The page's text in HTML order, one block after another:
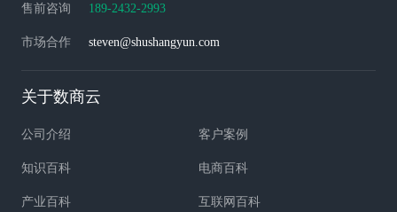
售前咨询 189-2432-2993
市场合作 steven@shushangyun.com
关于数商云
公司介绍 客户案例
知识百科 电商百科
产业百科 互联网百科